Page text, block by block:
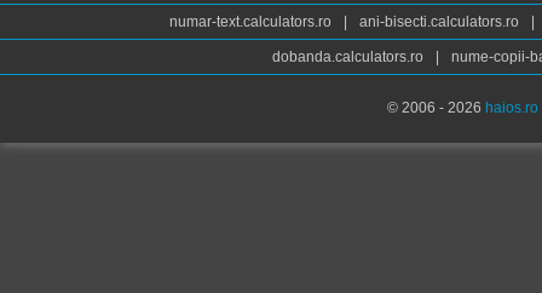
numar-text.calculators.ro ani-bisecti.calculators.ro
dobanda.calculators.ro nume-copii-
© 2006 - 2026 haios.ro